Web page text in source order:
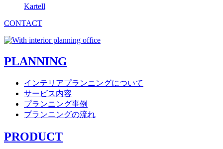
Kartell
CONTACT
PLANNING
インテリアプランニングについて
サービス内容
プランニング事例
プランニングの流れ
PRODUCT